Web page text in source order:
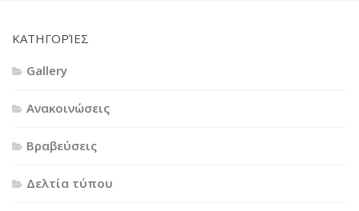
KΑΤΗΓΟΡΊΕΣ
Gallery
Ανακοινώσεις
Βραβεύσεις
Δελτία τύπου